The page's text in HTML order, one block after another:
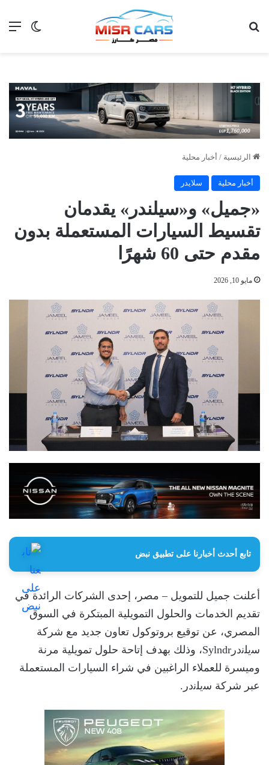
الوضع
الرئيسية / أخبار محلية
أخبار محلية سلايدر
«جميل» و«سيلندر» يقدمان
تقسيط السيارات المستعملة بدون
مقدم حتى 60 شهرًا
مايو 10, 2026
تابع أحدث أخبارنا على تطبيق نبض
أعلنت جميل للتمويل – مصر، إحدى الشركات الرائدة في
تقديم الخدمات والحلول التمويلية المبتكرة في السوق
المصري، عن توقيع بروتوكول تعاون جديد مع شركة
ﺳﯾﻠﻧدرSylndr، وذلك بهدف إتاحة حلول تمويلية مرنة
وميسرة للعملاء الراغبين في شراء السيارات المستعملة
عبر شركة ﺳﯾﻠﻧدر.